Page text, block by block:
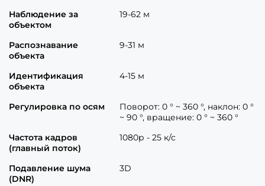
Наблюдение за
объектом
19-62 м
Распознавание
объекта
9-31 м
Идентификация
объекта
4-15 м
Регулировка по осям
Поворот: 0 ° ~ 360 °, наклон: 0 °
~ 90 °, вращение: 0 ° ~ 360 °
Частота кадров
(главный поток)
1080р - 25 к/с
Подавление шума
(DNR)
3D